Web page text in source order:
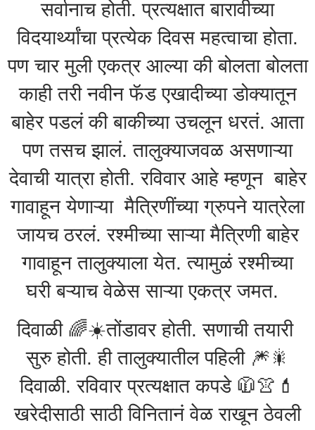
सर्वानाच होती. प्रत्यक्षात बारावीच्या
विदयार्थ्यांचा प्रत्येक दिवस महत्वाचा होता.
पण चार मुली एकत्र आल्या की बोलता बोलता
काही तरी नवीन फॅड एखादीच्या डोक्यातून
बाहेर पडलं की बाकीच्या उचलून धरतं. आता
पण तसच झालं. तालुक्याजवळ असणाऱ्या
देवाची यात्रा होती. रविवार आहे म्हणून बाहेर
गावाहून येणाऱ्या मैत्रिणींच्या ग्रुपने यात्रेला
जायच ठरलं. रश्मीच्या साऱ्या मैत्रिणी बाहेर
गावाहून तालुक्याला येत. त्यामुळं रश्मीच्या
घरी बऱ्याच वेळेस साऱ्या एकत्र जमत.
दिवाळी 🌈☀️तोंडावर होती. सणाची तयारी
सुरु होती. ही तालुक्यातील पहिली 🎆🎇
दिवाळी. रविवार प्रत्यक्षात कपडे 🧥👚💄
खरेदीसाठी साठी विनितानं वेळ राखून ठेवली